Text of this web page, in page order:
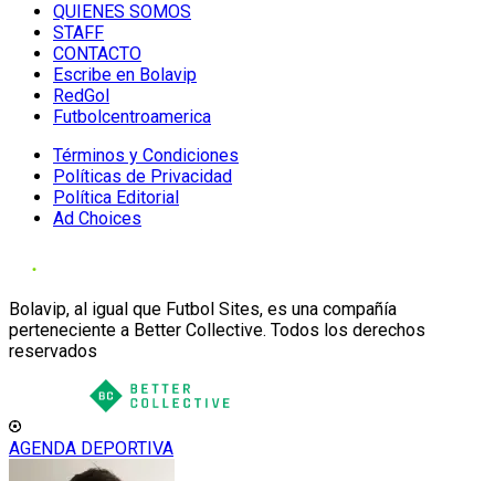
QUIENES SOMOS
STAFF
CONTACTO
Escribe en Bolavip
RedGol
Futbolcentroamerica
Términos y Condiciones
Políticas de Privacidad
Política Editorial
Ad Choices
Bolavip, al igual que Futbol Sites, es una compañía
perteneciente a Better Collective. Todos los derechos
reservados
AGENDA DEPORTIVA